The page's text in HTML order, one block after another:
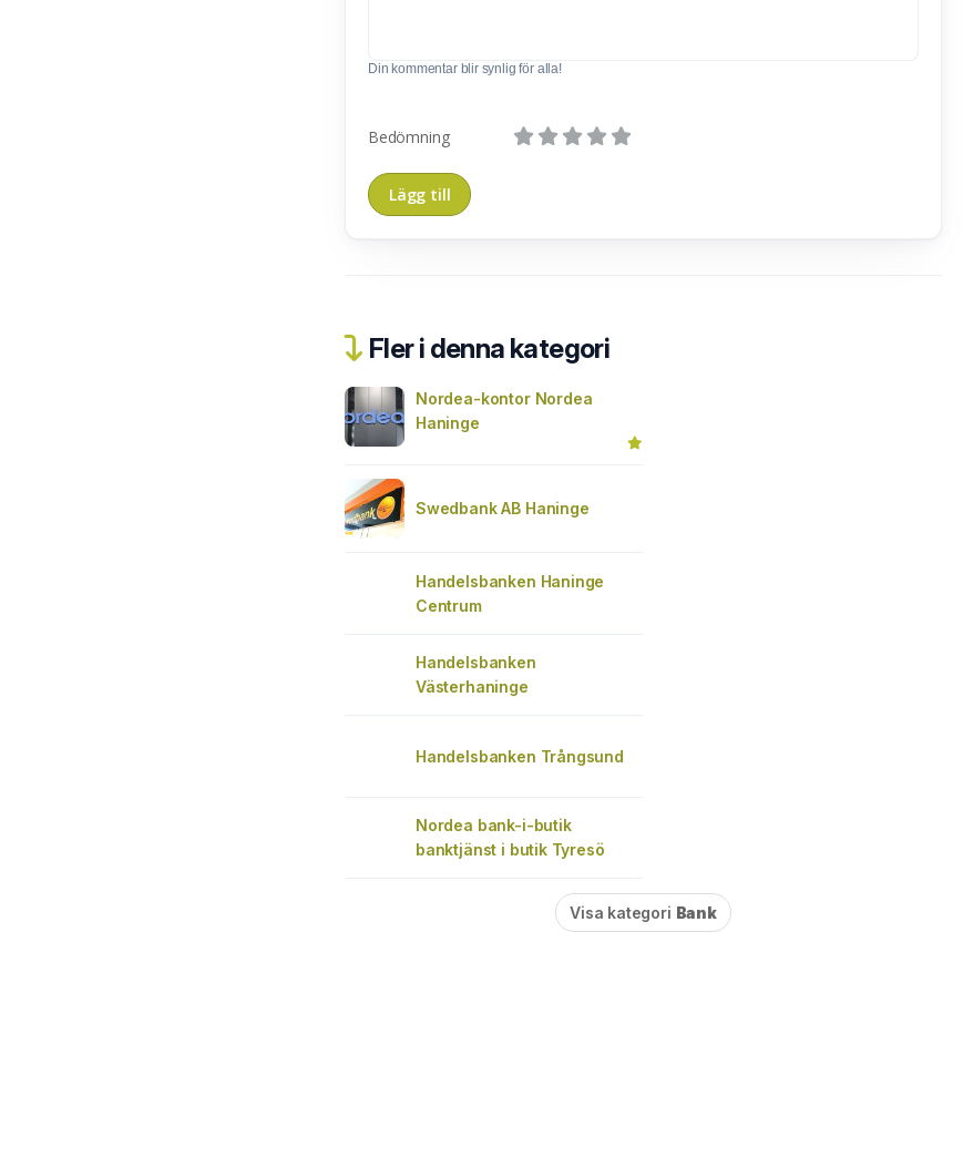
Din kommentar blir synlig för alla!
Bedömning
Fler i denna kategori
Nordea-kontor Nordea
Haninge
Swedbank AB Haninge
Handelsbanken Haninge
Centrum
Handelsbanken
Västerhaninge
Handelsbanken Trångsund
Nordea bank-i-butik
banktjänst i butik Tyresö
Visa kategori Bank